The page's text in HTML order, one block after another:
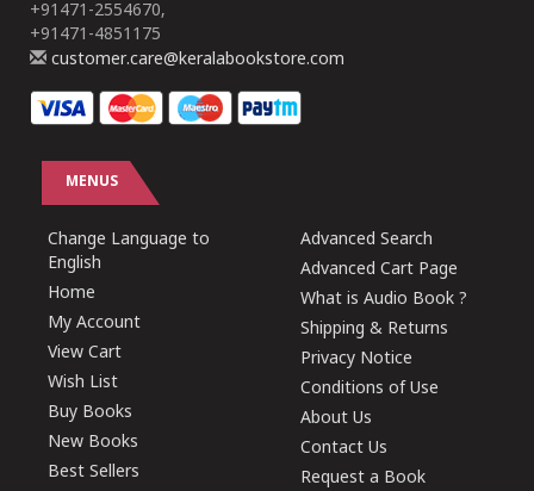
+91471-2554670,
+91471-4851175
customer.care@keralabookstore.com
MENUS
Change Language to
English
Home
My Account
View Cart
Wish List
Buy Books
New Books
Best Sellers
Advanced Search
Advanced Cart Page
What is Audio Book ?
Shipping & Returns
Privacy Notice
Conditions of Use
About Us
Contact Us
Request a Book